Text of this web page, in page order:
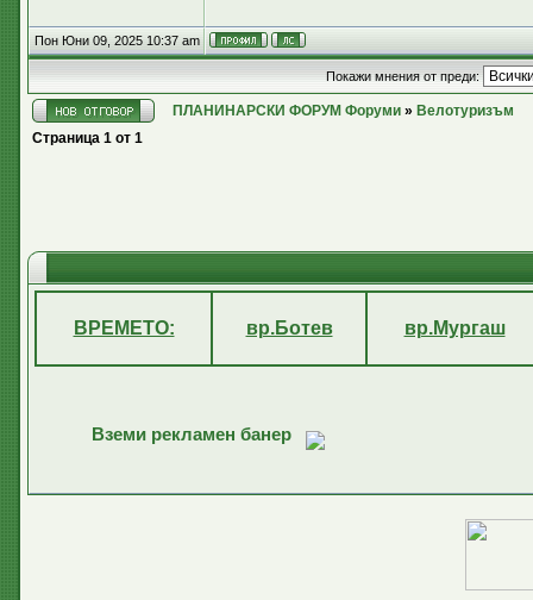
Пон Юни 09, 2025 10:37 am
Покажи мнения от преди:
ПЛАНИНАРСКИ ФОРУМ Форуми » Велотуризъм
Страница 1 от 1
ВРЕМЕТО: вр.Ботев вр.Мургаш
Вземи рекламен банер